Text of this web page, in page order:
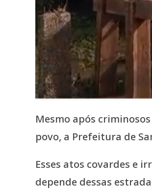
Mesmo após
povo, a Prefeitura de
Esses atos covardes e
depende dessas